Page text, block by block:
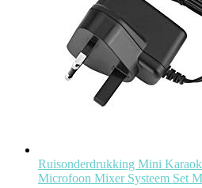
Ruisonderdrukking Mini
Microfoon Mixer Systeem Set